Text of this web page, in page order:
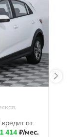
кредит от
414₽/мес.